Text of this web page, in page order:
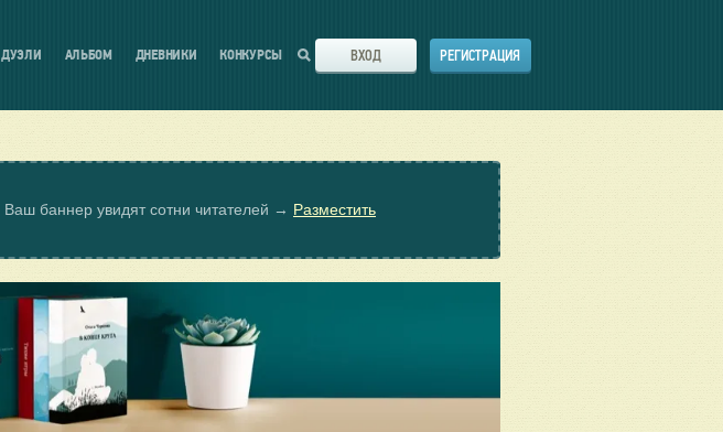
ДУЭЛИ АЛЬБОМ ДНЕВНИКИ КОНКУРСЫ ВХОД РЕГИСТРАЦИЯ
Ваш баннер увидят сотни читателей → Разместить